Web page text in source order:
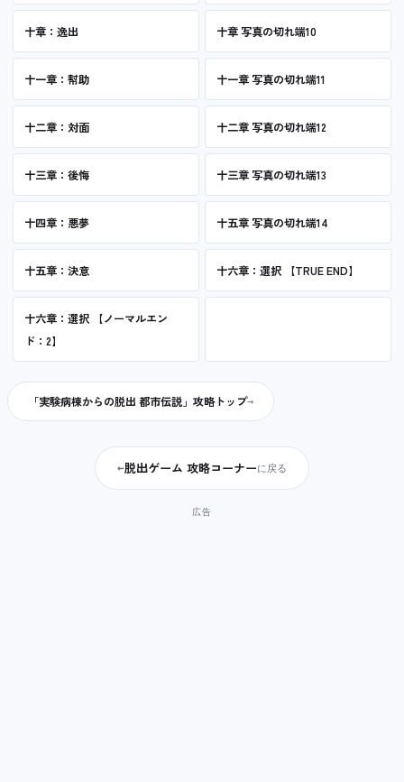
十章：逸出 十章 写真の切れ端10
十一章：幇助 十一章 写真の切れ端11
十二章：対面 十二章 写真の切れ端12
十三章：後悔 十三章 写真の切れ端13
十四章：悪夢 十五章 写真の切れ端14
十五章：決意 十六章：選択 【TRUE END】
十六章：選択 【ノーマルエン
ド：2】
「実験病棟からの脱出 都市伝説」攻略トップ
←脱出ゲーム 攻略コーナーに戻る